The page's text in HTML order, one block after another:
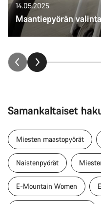
14.05.2025
Maantiepyörän
Samankaltaiset
Miesten maastopyörät
Naistenpyörät
E-Mountain Women